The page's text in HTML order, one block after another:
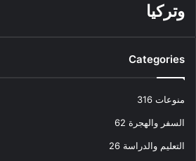
وتركيا
Categories
منوعات 316
السفر والهجرة 62
التعليم والدراسة 26